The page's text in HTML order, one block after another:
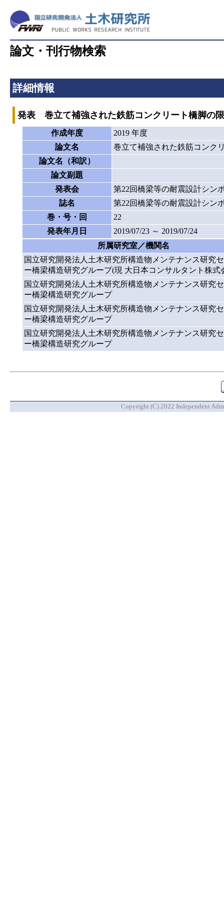
論文・刊行物検索
詳細情報
発表 巻立て補強された鉄筋コンクリート橋脚の
作成年度
2019 年度
論文名
巻立て補強された鉄筋コンク
論文名（和訳）
論文副題
発表会
第22回橋梁等の耐震設計シン
誌名
第22回橋梁等の耐震設計シン
巻・号・回
22
発表年月日
2019/07/23 ～ 2019/07/24
所属研究室／機関名
国立研究開発法人土木研究所構造物メンテナンス研究
ー橋梁構造研究グループ(現 大日本コンサルタント株式
国立研究開発法人土木研究所構造物メンテナンス研究
ー橋梁構造研究グループ
国立研究開発法人土木研究所構造物メンテナンス研究
ー橋梁構造研究グループ
国立研究開発法人土木研究所構造物メンテナンス研究
ー橋梁構造研究グループ
Copyright (C) 2022 Independent